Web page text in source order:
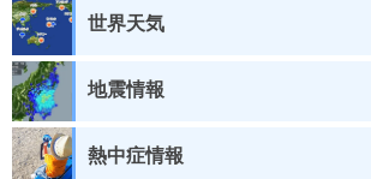
世界天気
地震情報
熱中症情報